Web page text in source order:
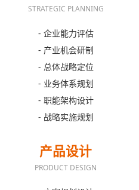
STRATEGIC PLANNING
- 企业能力评估
- 产业机会研制
- 总体战略定位
- 业务体系规划
- 职能架构设计
- 战略实施规划
产品设计
PRODUCT DESIGN